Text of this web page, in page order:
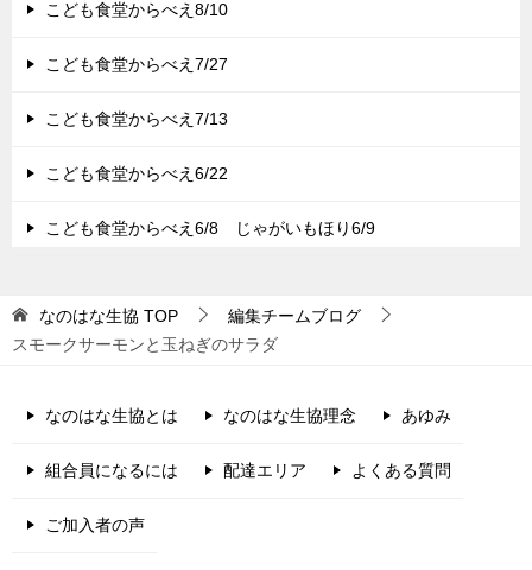
こども食堂からべえ8/10
こども食堂からべえ7/27
こども食堂からべえ7/13
こども食堂からべえ6/22
こども食堂からべえ6/8 じゃがいもほり6/9
なのはな生協 TOP
編集チームブログ
スモークサーモンと玉ねぎのサラダ
なのはな生協とは なのはな生協理念 あゆみ
組合員になるには 配達エリア よくある質問
ご加入者の声